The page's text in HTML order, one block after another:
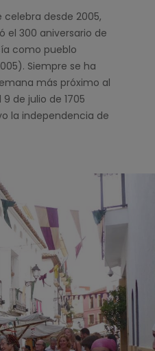
celebra desde 2005,
el 300 aniversario de
como pueblo
Siempre se ha
más próximo al
de julio de 1705
la independencia de